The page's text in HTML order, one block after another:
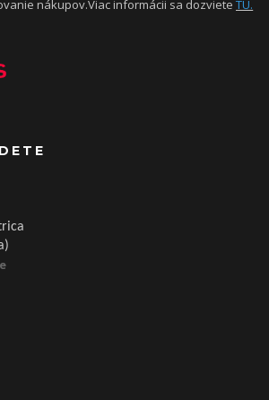
nákupov.Viac informácii sa dozvieteTU.